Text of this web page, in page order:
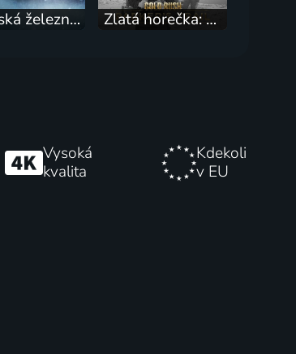
Aljašská železnice Zlatá horečka: Parkerova cesta
Vysoká
kvalita
Kdekoli
v EU